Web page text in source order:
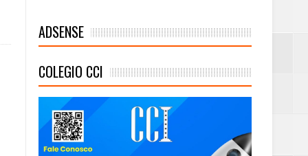
ADSENSE
COLEGIO CCI